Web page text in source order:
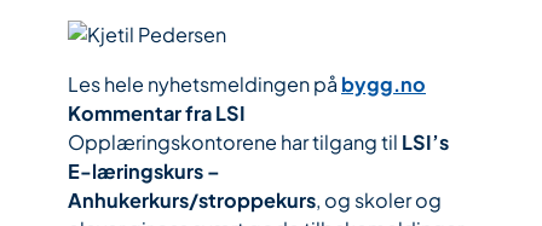
Les hele nyhetsmeldingen på bygg.no
Kommentar fra LSI
Opplæringskontorene har tilgang til LSI’s
E-læringskurs –
Anhukerkurs/stroppekurs, og skoler og